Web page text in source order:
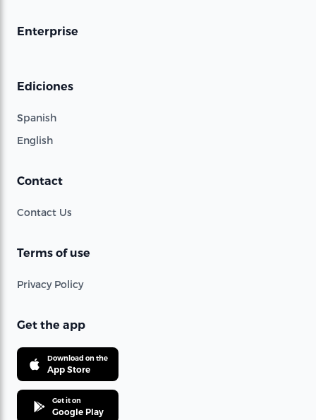
Enterprise
Ediciones
Spanish
English
Contact
Contact Us
Terms of use
Privacy Policy
Get the app
Download on the
App Store
Get it on
Google Play